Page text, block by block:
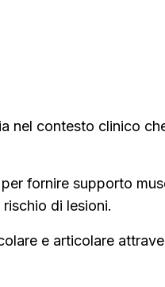
nel contesto clinico
fornire supporto
di lesioni.
e articolare